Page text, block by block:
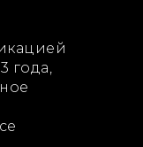
года,